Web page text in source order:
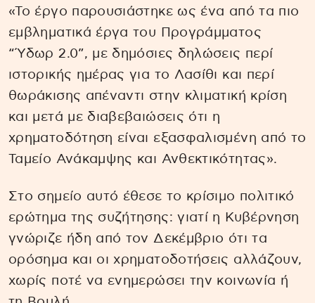
«Το έργο παρουσιάστηκε ως ένα από τα πιο
εμβληματικά έργα του Προγράμματος
“Ύδωρ 2.0”, με δημόσιες δηλώσεις περί
ιστορικής ημέρας για το Λασίθι και περί
θωράκισης απέναντι στην κλιματική κρίση
και μετά με διαβεβαιώσεις ότι η
χρηματοδότηση είναι εξασφαλισμένη από το
Ταμείο Ανάκαμψης και Ανθεκτικότητας».
Στο σημείο αυτό έθεσε το κρίσιμο πολιτικό
ερώτημα της συζήτησης: γιατί η Κυβέρνηση
γνώριζε ήδη από τον Δεκέμβριο ότι τα
ορόσημα και οι χρηματοδοτήσεις αλλάζουν,
χωρίς ποτέ να ενημερώσει την κοινωνία ή